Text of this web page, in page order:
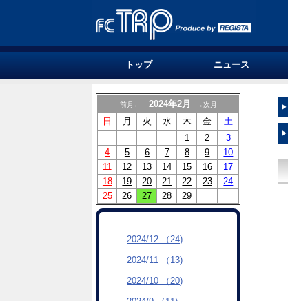
トップ ニュース
前月← 2024年2月 →次月
日 月 火 水 木 金
土
1
2
3
4
5 6 7 8 9
10
11
12 13 14 15 16
17
18
19 20 21 22 23
24
25
26 27 28 29
2024/12 （24)
2024/11 （13)
2024/10 （20)